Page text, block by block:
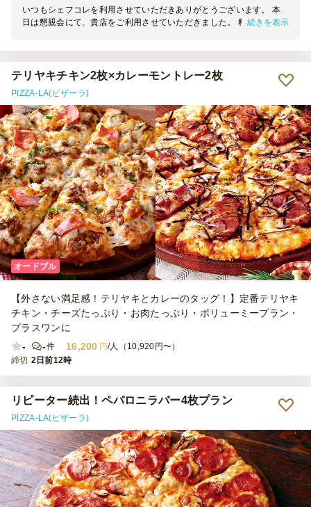
いつもシェフコレを利用させていただきありがとうございます。 本
日は懇親会にて、貴店をご利用させていただきました。 料理の見た
続きを表示
テリヤキチキン2枚×カレーモントレー2枚
PIZZA-LA(ピザーラ)
オードブル
【外さない満足感！テリヤキとカレーのタッグ！】定番テリヤキ
チキン・チーズたっぷり・お肉たっぷり・ボリューミープラン・
プラスワンに
-
-件 16,200 円/人（10,920円〜）
締切 2日前12時
リピーター続出！ペパロニラバー4枚プラン
PIZZA-LA(ピザーラ)